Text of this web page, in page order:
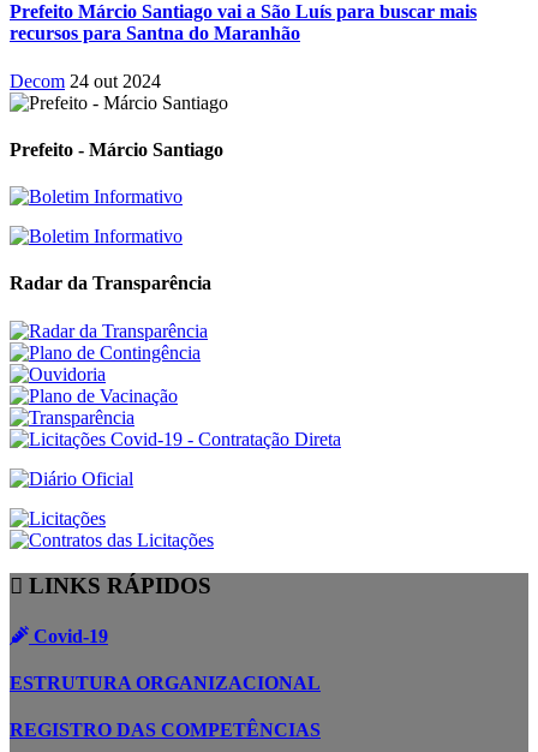
Prefeito Márcio Santiago vai a São Luís para buscar mais
recursos para Santna do Maranhão
Decom 24 out 2024
Prefeito - Márcio Santiago
Radar da Transparência
LINKS RÁPIDOS
Covid-19
ESTRUTURA ORGANIZACIONAL
REGISTRO DAS COMPETÊNCIAS